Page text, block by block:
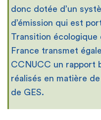
donc dotée d’un
d’émission qui est
Transition écologique
France transmet
CCNUCC un rapport
réalisés en matière
de GES.